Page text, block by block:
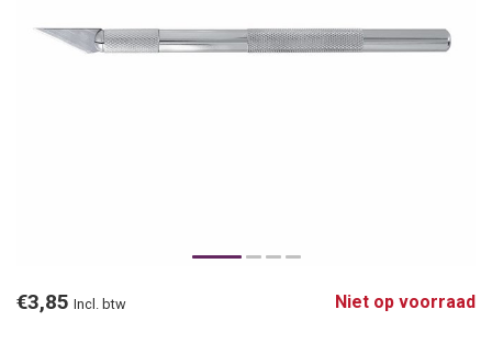
€3,85 Incl. btw Niet op voorraad